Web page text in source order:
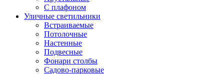
С плафоном
Уличные светильники
Встраиваемые
Потолочные
Настенные
Подвесные
Фонари столбы
Садово-парковые